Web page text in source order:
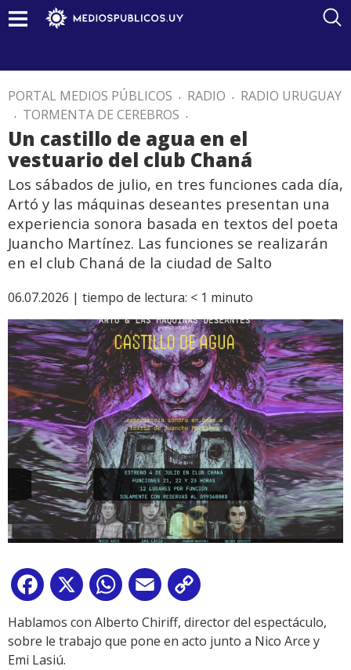
PORTAL MEDIOS PÚBLICOS . RADIO . RADIO URUGUAY
. TORMENTA DE CEREBROS .
Un castillo de agua en el
vestuario del club Chaná
Los sábados de julio, en tres funciones cada día,
Artó y las máquinas deseantes presentan una
experiencia sonora basada en textos del poeta
Juancho Martínez. Las funciones se realizarán
en el club Chaná de la ciudad de Salto
06.07.2026 | tiempo de lectura: < 1 minuto
Facebook
X WhatsApp
Email
Link
Hablamos con Alberto Chiriff, director del espectáculo,
sobre le trabajo que pone en acto junto a Nico Arce y
Emi Lasiú.